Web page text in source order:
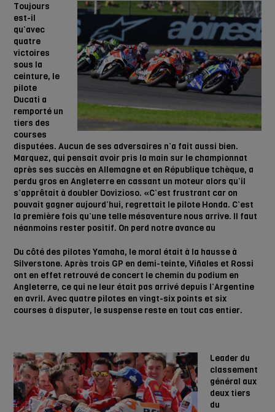
Toujours
est-il
qu’avec
quatre
victoires
sous la
ceinture, le
pilote
Ducati a
remporté un
tiers des
courses
disputées. Aucun de ses adversaires n’a fait aussi bien.
Marquez, qui pensait avoir pris la main sur le championnat
après ses succès en Allemagne et en République tchèque, a
perdu gros en Angleterre en cassant un moteur alors qu’il
s’apprêtait à doubler Dovizioso. «C’est frustrant car on
pouvait gagner aujourd’hui, regrettait le pilote Honda. C’est
la première fois qu’une telle mésaventure nous arrive. Il faut
néanmoins rester positif. On perd notre avance au
Du côté des pilotes Yamaha, le moral était à la hausse à
Silverstone. Après trois GP en demi-teinte, Viñales et Rossi
ont en effet retrouvé de concert le chemin du podium en
Angleterre, ce qui ne leur était pas arrivé depuis l’Argentine
en avril. Avec quatre pilotes en vingt-six points et six
courses à disputer, le suspense reste en tout cas entier.
Leader du
classement
général aux
deux tiers
du